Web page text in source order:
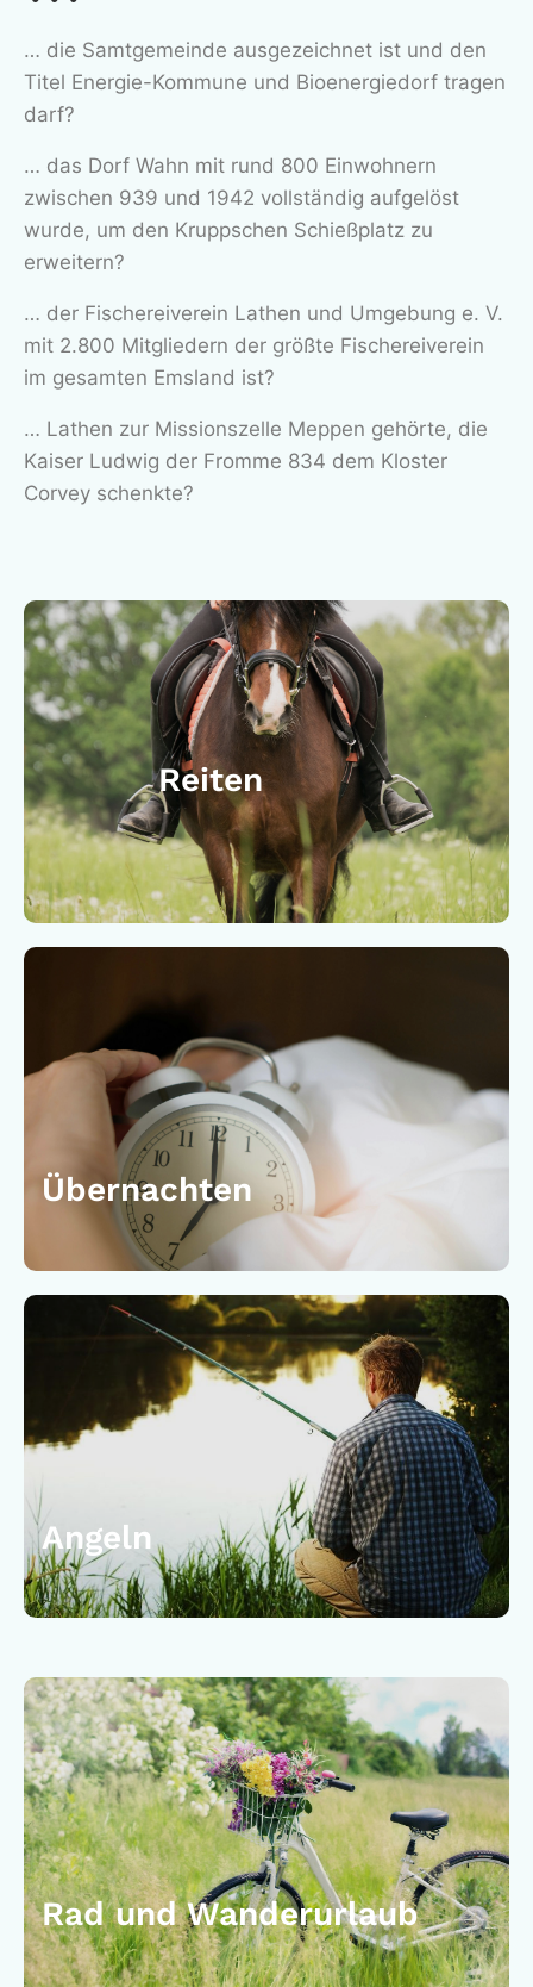
… die Samtgemeinde ausgezeichnet ist und den
Titel Energie-Kommune und Bioenergiedorf tragen
darf?
… das Dorf Wahn mit rund 800 Einwohnern
zwischen 939 und 1942 vollständig aufgelöst
wurde, um den Kruppschen Schießplatz zu
erweitern?
… der Fischereiverein Lathen und Umgebung e. V.
mit 2.800 Mitgliedern der größte Fischereiverein
im gesamten Emsland ist?
… Lathen zur Missionszelle Meppen gehörte, die
Kaiser Ludwig der Fromme 834 dem Kloster
Corvey schenkte?
Reiten
Übernachten
Angeln
Rad und Wanderurlaub